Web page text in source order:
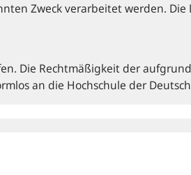
Zweck verarbeitet werden.
Die Rechtmäßigkeit der
an die Hochschule der